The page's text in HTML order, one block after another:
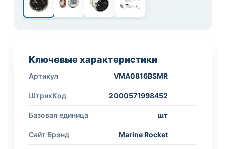
Ключевые характеристики
Артикул VMA0816BSMR
ШтрихКод 2000571998452
Базовая единица шт
Сайт Брэнд Marine Rocket